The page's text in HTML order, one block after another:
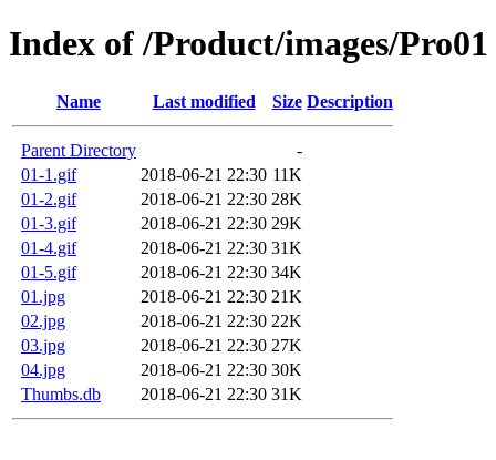
Index of /Product/images/Pro01
Name Last modified Size Description
Parent Directory
-
01-1.gif
2018-06-21 22:30 11K
01-2.gif
2018-06-21 22:30 28K
01-3.gif
2018-06-21 22:30 29K
01-4.gif
2018-06-21 22:30 31K
01-5.gif
2018-06-21 22:30 34K
01.jpg
2018-06-21 22:30 21K
02.jpg
2018-06-21 22:30 22K
03.jpg
2018-06-21 22:30 27K
04.jpg
2018-06-21 22:30 30K
Thumbs.db
2018-06-21 22:30 31K